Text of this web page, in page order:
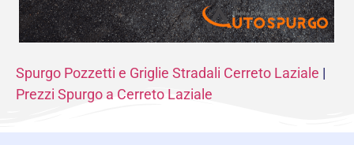
Spurgo Pozzetti e Griglie Stradali Cerreto Laziale |
Prezzi Spurgo a Cerreto Laziale